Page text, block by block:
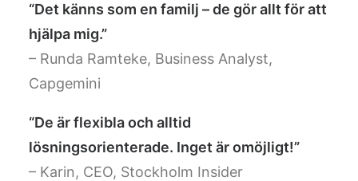
“Det känns som en familj – de gör allt för att
hjälpa mig.”
– Runda Ramteke, Business Analyst,
Capgemini
“De är flexibla och alltid
lösningsorienterade. Inget är omöjligt!”
– Karin, CEO, Stockholm Insider